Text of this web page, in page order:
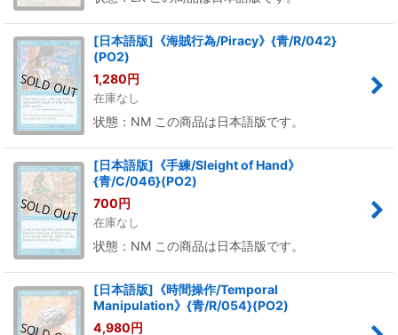
[日本語版]《海賊行為/Piracy》{青/R/042}
(PO2)
1,280円
在庫なし
状態：NM この商品は日本語版です。
[日本語版]《手練/Sleight of Hand》
{青/C/046}(PO2)
700円
在庫なし
状態：NM この商品は日本語版です。
[日本語版]《時間操作/Temporal
Manipulation》{青/R/054}(PO2)
4,980円